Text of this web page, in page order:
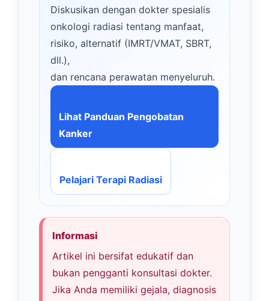
Diskusikan dengan dokter spesialis
onkologi radiasi tentang manfaat,
risiko, alternatif (IMRT/VMAT, SBRT,
dll.),
dan rencana perawatan menyeluruh.
Lihat Panduan Pengobatan
Kanker
Pelajari Terapi Radiasi
Informasi
Artikel ini bersifat edukatif dan
bukan pengganti konsultasi dokter.
Jika Anda memiliki gejala, diagnosis